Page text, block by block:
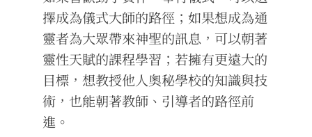
擇成為儀式大師的路徑；如果想成為通
靈者為大眾帶來神聖的訊息，可以朝著
靈性天賦的課程學習；若擁有更遠大的
目標，想教授他人奧秘學校的知識與技
術，也能朝著教師、引導者的路徑前
進。